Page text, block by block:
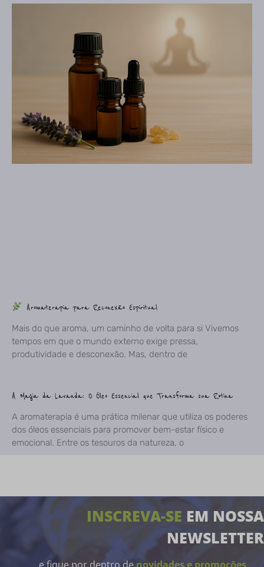
Aromaterapia para Reconexão Espiritual
Mais do que aroma, um caminho de volta para si Vivemos
tempos em que o mundo externo exige pressa,
produtividade e desconexão. Mas, dentro de
A Magia da Lavanda: O Óleo Essencial que Transforma sua Rotina
A aromaterapia é uma prática milenar que utiliza os poderes
dos óleos essenciais para promover bem-estar físico e
emocional. Entre os tesouros da natureza, o
INSCREVA-SE EM NOSSA
NEWSLETTER